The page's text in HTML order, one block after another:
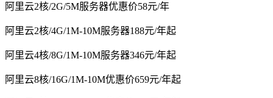
阿里云2核/2G/5M服务器优惠价58元/年
阿里云2核/4G/1M-10M服务器188元/年起
阿里云4核/8G/1M-10M服务器346元/年起
阿里云8核/16G/1M-10M优惠价659元/年起